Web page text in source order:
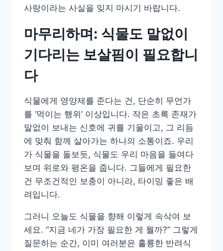
사랑이라는 사실을 잊지 마시기 바랍니다.
마무리하며: 식물도 말없이
기다리는 보살핌이 필요합니
다
식물에게 영양제를 준다는 건, 단순히 무언가
를 ‘먹이는 행위’ 이상입니다. 작은 초록 존재가
말없이 보내는 신호에 귀를 기울이고, 그 리듬
에 맞춰 함께 살아가는 하나의 소통이죠. 우리
가 식물을 돌보듯, 식물도 우리 마음을 들여다
보며 위로와 평온을 줍니다. 그들에게 필요한
건 무조건적인 보충이 아니라, 타이밍 좋은 배
려입니다.
그러니 오늘도 식물을 향해 이렇게 속삭여 보
세요. “지금 네가 가장 필요한 게 뭘까?” 그렇게
질문하는 순간, 이미 여러분은 훌륭한 반려식